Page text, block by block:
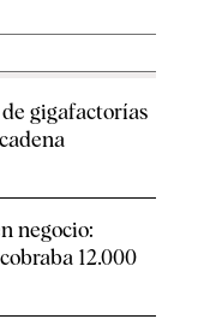
gigafactorías
negocio:
12.000